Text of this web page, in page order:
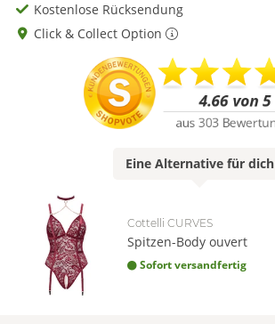
Kostenlose Rücksendung
Click & Collect Option
Eine Alternativefür dich
Cottelli CURVES
Spitzen-Body ouvert
Sofort versandfertig